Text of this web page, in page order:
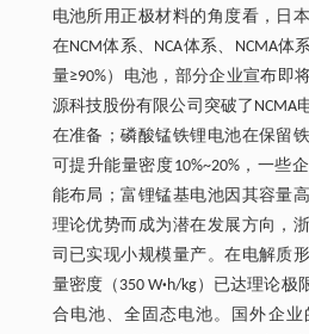
电池所用正极材料的角度看，日
在NCM体系、NCA体系、NCMA体
量≥90%）电池，部分企业宣布即
源科技股份有限公司突破了NCMA
在准备；磷酸锰铁锂电池在保留
可提升能量密度10%~20%，一些
能布局；富锂锰基电池因其容量
理论优势而成为潜在发展方向，
司已实现小规模量产。在电解质
量密度（350 W·h/kg）已达理论极
合电池、全固态电池。国外企